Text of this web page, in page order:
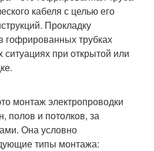
кабеля с целью его
Прокладку
гофрированных трубках
при открытой или
монтаж электропроводки
полов и потолков, за
Она условно
типы монтажа: